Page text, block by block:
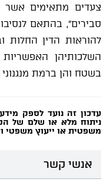
צעדים מתאימים אשר
סבירים", בהתאם
להוראות הדין
השלכותיהן
בשטח והן ברמת
עדכון זה נועד לספק
ניתוח מלא או שלם של
משפטית או ייעוץ משפטי
אנשי קשר